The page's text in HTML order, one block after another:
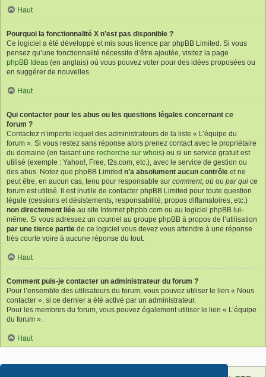
Haut
Pourquoi la fonctionnalité X n’est pas disponible ?
Ce logiciel a été développé et mis sous licence par phpBB Limited. Si vous
pensez qu’une fonctionnalité nécessite d’être ajoutée, visitez la page
phpBB Ideas (en anglais) où vous pouvez voter pour des idées proposées ou
en suggérer de nouvelles.
Haut
Qui contacter pour les abus ou les questions légales concernant ce
forum ?
Contactez n’importe lequel des administrateurs de la liste « L’équipe du
forum ». Si vous restez sans réponse alors prenez contact avec le propriétaire
du domaine (en faisant une recherche sur whois) ou si un service gratuit est
utilisé (exemple : Yahoo!, Free, f2s.com, etc.), avec le service de gestion ou
des abus. Notez que phpBB Limited n’a absolument aucun contrôle et ne
peut être, en aucun cas, tenu pour responsable sur comment, où ou par qui ce
forum est utilisé. Il est inutile de contacter phpBB Limited pour toute question
légale (cessions et désistements, responsabilité, propos diffamatoires, etc.)
non directement liée au site Internet phpbb.com ou au logiciel phpBB lui-
même. Si vous adressez un courriel au groupe phpBB à propos de l’utilisation
par une tierce partie de ce logiciel vous devez vous attendre à une réponse
très courte voire à aucune réponse du tout.
Haut
Comment puis-je contacter un administrateur du forum ?
Pour l’ensemble des utilisateurs du forum, vous pouvez utiliser le lien « Nous
contacter », si ce dernier a été activé par un administrateur.
Pour les membres du forum, vous pouvez également utiliser le lien « L’équipe
du forum ».
Haut